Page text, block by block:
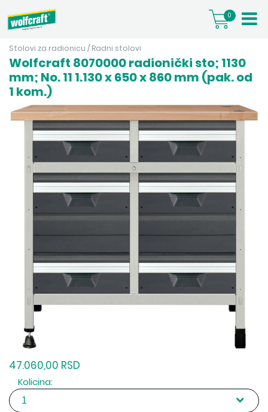
0
Stolovi za radionicu / Radni stolovi
Wolfcraft 8070000 radionički sto; 1130
mm; No. 11 1.130 x 650 x 860 mm (pak. od
1 kom.)
47.060,00 RSD
Kolicina: